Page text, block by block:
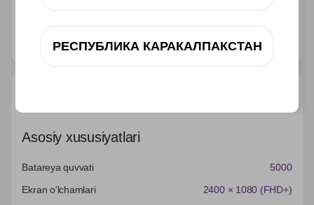
Asosiy xususiyatlari
Batareya quvvati
5000
Ekran o'lchamlari
2400 × 1080 (FHD+)
РЕСПУБЛИКА КАРАКАЛПАКСТАН